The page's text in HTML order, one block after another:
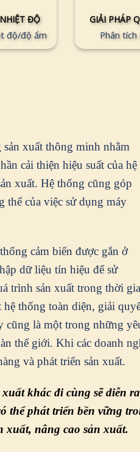
ĐỘ
độ/độ ẩm
GIẢI PHÁP
Phân
xuất thông minh nhằm
cải thiện hiệu suất của hệ
xuất. Hệ thống cũng góp
thể của việc sử dụng máy
cảm biến được gắn ở
dữ liệu tín hiệu để sử
trình sản xuất trong thời
thống toàn diện, giải
là một trong những
thế giới. Khi các doanh
và phát triển sản xuất.
khác đi cùng sẽ diễn
thể phát triển bền vững
xuất, nâng cao sản xuất.